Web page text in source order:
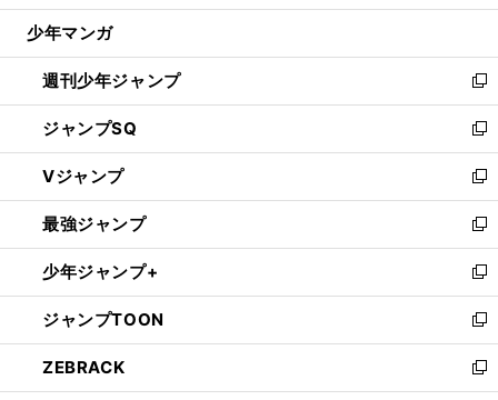
ウ
開
く
少年マンガ
週刊少年ジャンプ
新
し
い
ウ
ィ
ン
ド
ウ
で
開
く
ジャンプSQ
新
し
い
ウ
ィ
ン
ド
ウ
で
開
く
Vジャンプ
新
し
い
ウ
ィ
ン
ド
ウ
で
開
最強ジャンプ
新
し
い
ウ
ィ
ン
ド
ウ
少年ジャンプ+
新
し
い
ウ
ィ
ン
ジャンプTOON
新
し
い
ウ
ZEBRACK
新
し